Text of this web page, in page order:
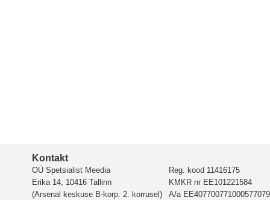
Kontakt
OÜ Spetsialist Meedia
Erika 14, 10416 Tallinn
(Arsenal keskuse B-korp. 2. korrusel)
Reg. kood 11416175
KMKR nr EE101221584
A/a EE407700771000577079